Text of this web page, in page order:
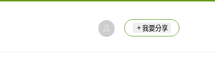
我要分享